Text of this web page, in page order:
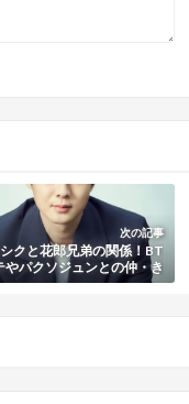
次の記事
クと花郎兄弟の関係！BT
やパクソジュンとの仲・き
っかけも紹介【画像多数】